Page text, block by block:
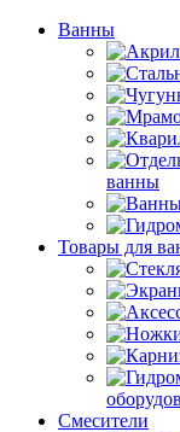
Ванны
ванны
Товары для
Смесители